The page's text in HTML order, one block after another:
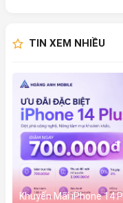
TIN XEM NHIỀU
Khuyến Mãi iPhone 14